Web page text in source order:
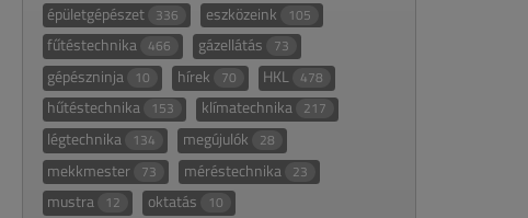
épületgépészet 336 eszközeink 105
fűtéstechnika 466 gázellátás 73
gépészninja 10 hírek 70 HKL 478
hűtéstechnika 153 klímatechnika 217
légtechnika 134 megújulók 28
mekkmester 73 méréstechnika 23
mustra 12 oktatás 10